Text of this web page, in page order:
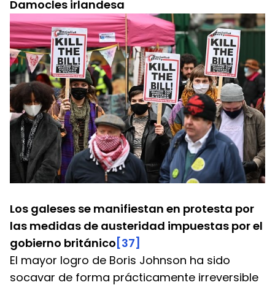
Damocles irlandesa
Los galeses se manifiestan en protesta por
las medidas de austeridad impuestas por el
gobierno británico [37]
El mayor logro de Boris Johnson ha sido
socavar de forma prácticamente irreversible